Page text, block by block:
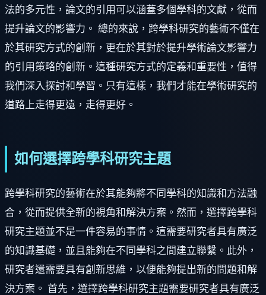
法的多元性，論文的引用可以涵蓋多個學科的文獻，從而
提升論文的影響力。 總的來說，跨學科研究的藝術不僅在
於其研究方式的創新，更在於其對於提升學術論文影響力
的引用策略的創新。這種研究方式的定義和重要性，值得
我們深入探討和學習。只有這樣，我們才能在學術研究的
道路上走得更遠，走得更好。
如何選擇跨學科研究主題
跨學科研究的藝術在於其能夠將不同學科的知識和方法融
合，從而提供全新的視角和解決方案。然而，選擇跨學科
研究主題並不是一件容易的事情。這需要研究者具有廣泛
的知識基礎，並且能夠在不同學科之間建立聯繫。此外，
研究者還需要具有創新思維，以便能夠提出新的問題和解
決方案。 首先，選擇跨學科研究主題需要研究者具有廣泛